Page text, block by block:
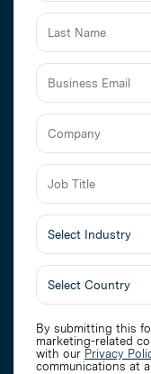
Business
Email
Job
Title
Select
Industry
By submitting this
marketing-related
with our Privacy
communications at